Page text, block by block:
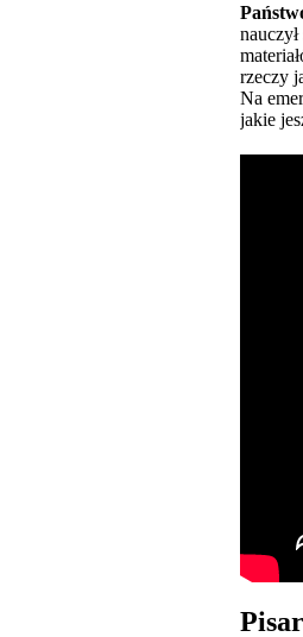
rzeczy
Na
jakie